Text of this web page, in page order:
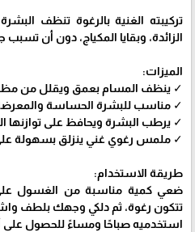
تركيبته الغنية بالرغوة تنظف
الزائدة، وبقايا المكياج، دون أن
الميزات:
✓ ينظف المسام بعمق ويقلل من
✓ مناسب للبشرة الحساسة
✓ يرطب البشرة ويحافظ على توازنها
✓ ملمس رغوي غني ينزلق بسهولة
طريقة الاستخدام:
ضعي كمية مناسبة من الغسول
تتكون رغوة، ثم دلكي وجهك بلطف
استخدميه صباحًا ومساءً للحصول على